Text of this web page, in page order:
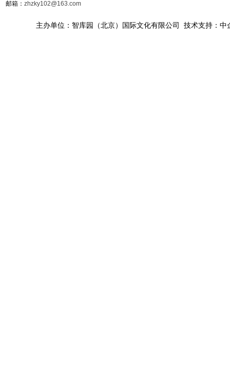
邮箱： zhzky102@163.com
主办单位：智库园（北京）国际文化有限公司 技术支持：